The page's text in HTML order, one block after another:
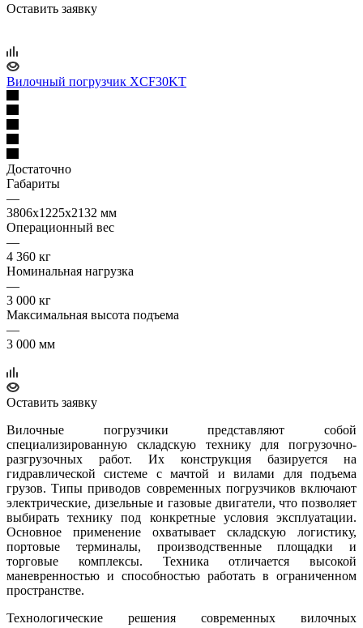
Оставить заявку
Вилочный погрузчик XCF30KT
Достаточно
Габариты
—
3806х1225х2132 мм
Операционный вес
—
4 360 кг
Номинальная нагрузка
—
3 000 кг
Максимальная высота подъема
—
3 000 мм
Оставить заявку
Вилочные погрузчики представляют собой
специализированную складскую технику для погрузочно-
разгрузочных работ. Их конструкция базируется на
гидравлической системе с мачтой и вилами для подъема
грузов. Типы приводов современных погрузчиков включают
электрические, дизельные и газовые двигатели, что позволяет
выбирать технику под конкретные условия эксплуатации.
Основное применение охватывает складскую логистику,
портовые терминалы, производственные площадки и
торговые комплексы. Техника отличается высокой
маневренностью и способностью работать в ограниченном
пространстве.
Технологические решения современных вилочных